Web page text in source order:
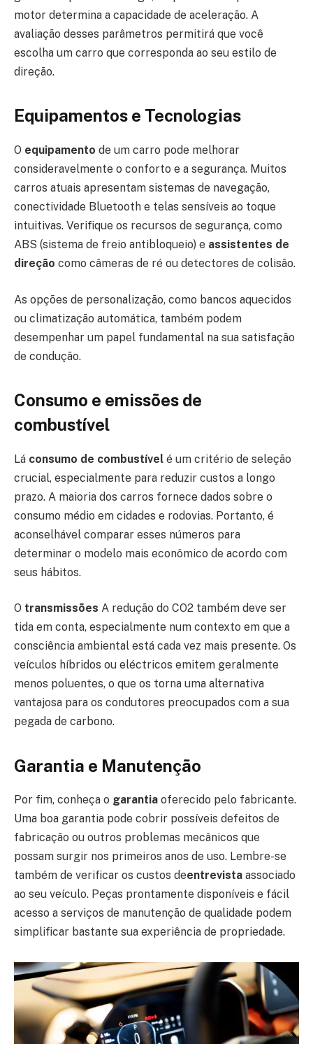
motor determina a capacidade de aceleração. A
avaliação desses parâmetros permitirá que você
escolha um carro que corresponda ao seu estilo de
direção.
Equipamentos e Tecnologias
O equipamento de um carro pode melhorar
consideravelmente o conforto e a segurança. Muitos
carros atuais apresentam sistemas de navegação,
conectividade Bluetooth e telas sensíveis ao toque
intuitivas. Verifique os recursos de segurança, como
ABS (sistema de freio antibloqueio) e assistentes de
direção como câmeras de ré ou detectores de colisão.
As opções de personalização, como bancos aquecidos
ou climatização automática, também podem
desempenhar um papel fundamental na sua satisfação
de condução.
Consumo e emissões de
combustível
Lá consumo de combustível é um critério de seleção
crucial, especialmente para reduzir custos a longo
prazo. A maioria dos carros fornece dados sobre o
consumo médio em cidades e rodovias. Portanto, é
aconselhável comparar esses números para
determinar o modelo mais econômico de acordo com
seus hábitos.
O transmissões A redução do CO2 também deve ser
tida em conta, especialmente num contexto em que a
consciência ambiental está cada vez mais presente. Os
veículos híbridos ou eléctricos emitem geralmente
menos poluentes, o que os torna uma alternativa
vantajosa para os condutores preocupados com a sua
pegada de carbono.
Garantia e Manutenção
Por fim, conheça o garantia oferecido pelo fabricante.
Uma boa garantia pode cobrir possíveis defeitos de
fabricação ou outros problemas mecânicos que
possam surgir nos primeiros anos de uso. Lembre-se
também de verificar os custos deentrevista associado
ao seu veículo. Peças prontamente disponíveis e fácil
acesso a serviços de manutenção de qualidade podem
simplificar bastante sua experiência de propriedade.